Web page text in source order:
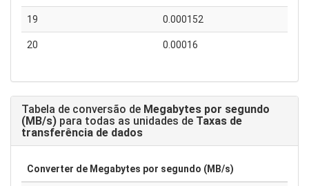
19 0.000152
20 0.00016
Tabela de conversão de Megabytes por segundo
(MB/s) para todas as unidades de Taxas de
transferência de dados
Converter de Megabytes por segundo (MB/s)